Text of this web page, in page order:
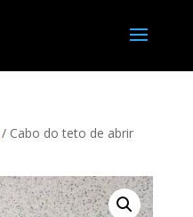
/ Cabo do teto de abrir